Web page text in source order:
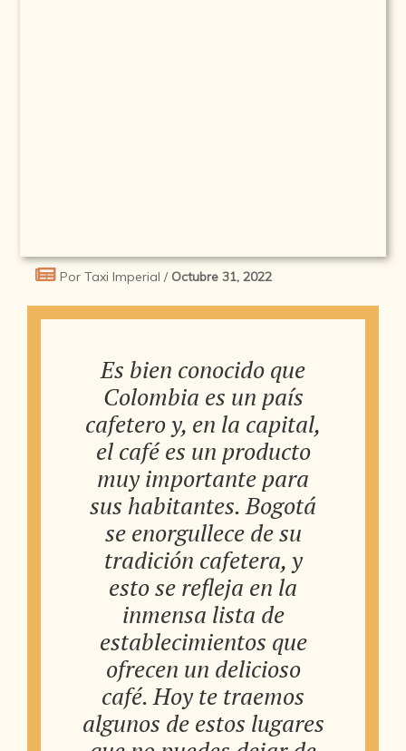
Por Taxi Imperial / Octubre 31, 2022
Es bien conocido que
Colombia es un país
cafetero y, en la capital,
el café es un producto
muy importante para
sus habitantes. Bogotá
se enorgullece de su
tradición cafetera, y
esto se refleja en la
inmensa lista de
establecimientos que
ofrecen un delicioso
café. Hoy te traemos
algunos de estos lugares